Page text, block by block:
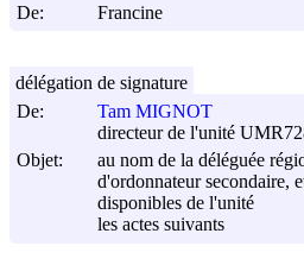
De: Francine
De:
Tam MIGNOT
directeur de l'unité
Objet:
au nom de la déléguée
d'ordonnateur secondaire,
disponibles de l'unité
les actes suivants
délégation de signature